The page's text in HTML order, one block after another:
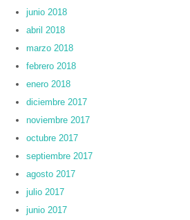
junio 2018
abril 2018
marzo 2018
febrero 2018
enero 2018
diciembre 2017
noviembre 2017
octubre 2017
septiembre 2017
agosto 2017
julio 2017
junio 2017